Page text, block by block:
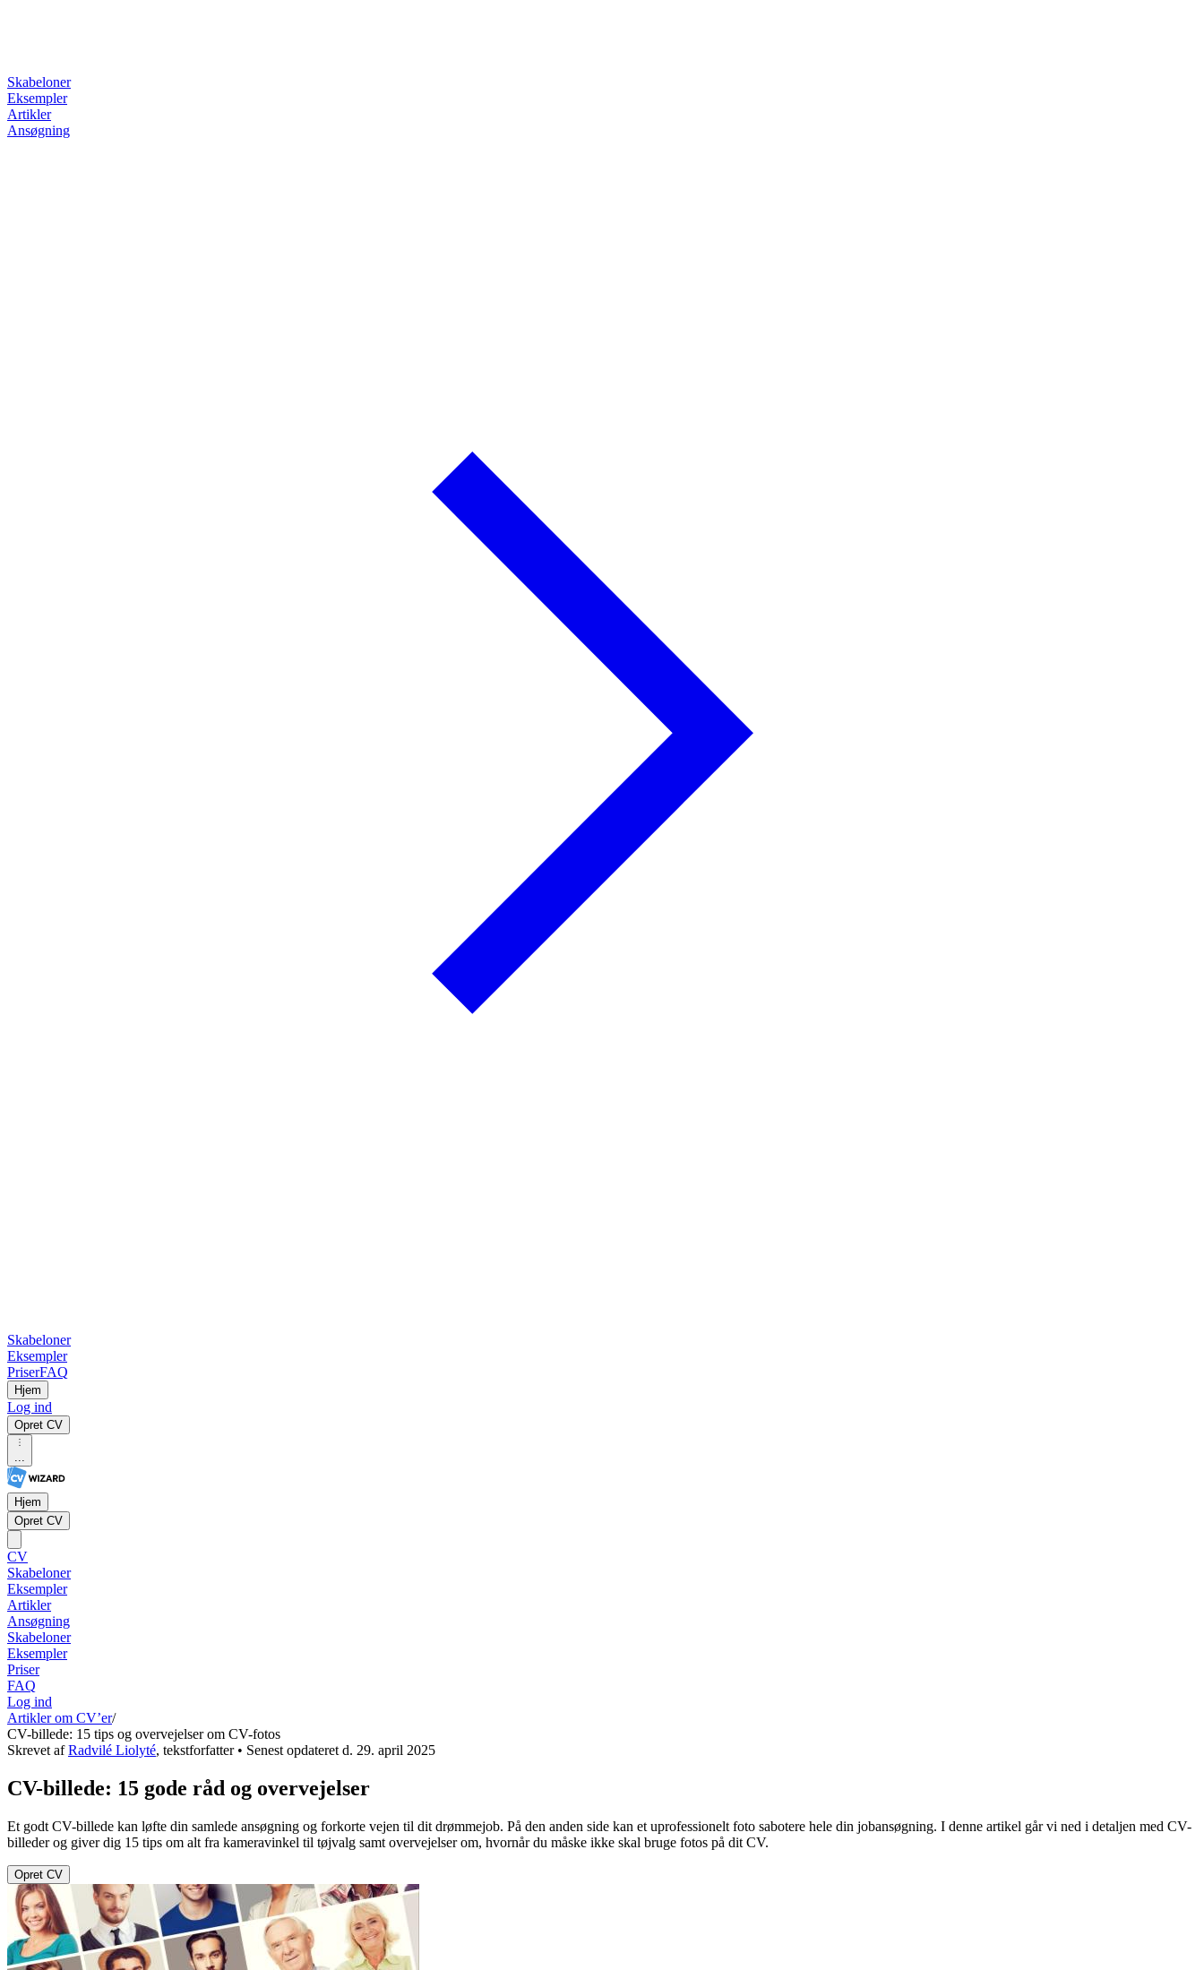
Skabeloner
Eksempler
Artikler
Ansøgning
Skabeloner
Eksempler
PriserFAQ
Hjem
Log ind
Opret CV
...
Hjem
Opret CV
CV
Skabeloner
Eksempler
Artikler
Ansøgning
Skabeloner
Eksempler
Priser
FAQ
Log ind
Artikler om CV’er/
CV-billede: 15 tips og overvejelser om CV-fotos
Skrevet afRadvilé Liolyté, tekstforfatter• Senest opdateret d. 29. april 2025
CV-billede: 15 gode råd og overvejelser
Et godt CV-billede kan løfte din samlede ansøgning og forkorte vejen til dit drømmejob. På den anden side kan et uprofessionelt foto sabotere hele din jobansøgning. I denne artikel går vi ned i detaljen med CV-
billeder og giver dig 15 tips om alt fra kameravinkel til tøjvalg samt overvejelser om, hvornår du måske ikke skal bruge fotos på dit CV.
Opret CV